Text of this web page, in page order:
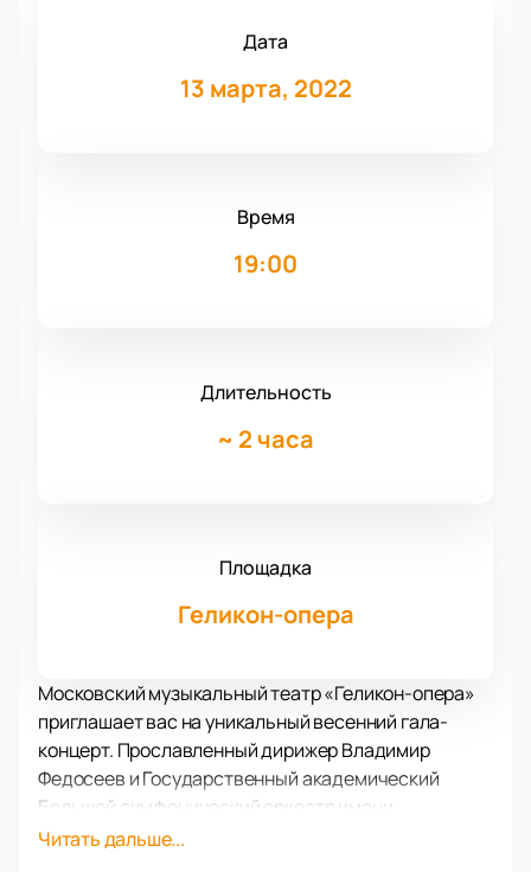
Дата
13 марта, 2022
Время
19:00
Длительность
~ 2 часа
Площадка
Геликон-опера
Московский музыкальный театр «Геликон-опера»
приглашает вас на уникальный весенний гала-
концерт. Прославленный дирижер Владимир
Федосеев и Государственный академический
Большой симфонический оркестр имени
П.И.Чайковского выступят в зале «Стравинский» с
Читать дальше...